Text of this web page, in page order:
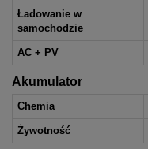
Ładowanie w
samochodzie
AC + PV
Akumulator
Chemia
Żywotność